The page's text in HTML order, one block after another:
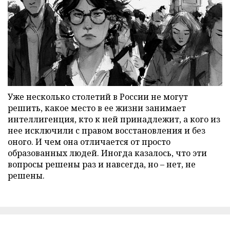
Уже несколько столетий в России не могут
решить, какое место в ее жизни занимает
интеллигенция, кто к ней принадлежит, а кого из
нее исключили с правом восстановления и без
оного. И чем она отличается от просто
образованных людей. Иногда казалось, что эти
вопросы решены раз и навсегда, но – нет, не
решены.